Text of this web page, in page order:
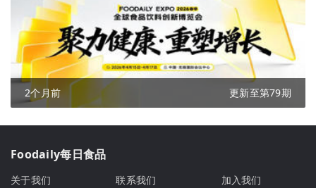
2个月前 更新至第79期
Foodaily每日食品
关于我们 联系我们
加入我们